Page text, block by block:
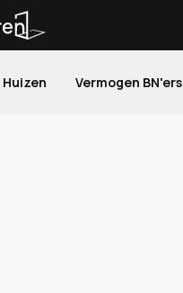
Huizen Vermogen BN'ers